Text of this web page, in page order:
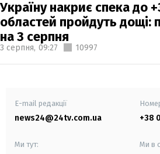
Україну накриє спека до
областей пройдуть дощі:
на 3 серпня
3 серпня, 09:27 10997
E-mail редакції
news24@24tv.com.ua +38
Ми тут: Ми в